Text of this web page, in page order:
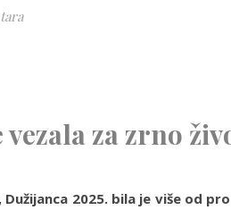
za zrno
2025. bila je više od